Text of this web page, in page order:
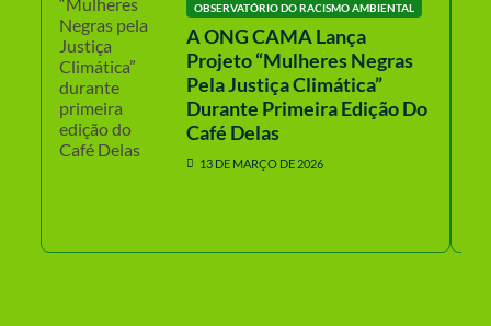
OBSERVATÓRIO DO RACISMO AMBIENTAL
A ONG CAMA Lança
Projeto “Mulheres Negras
Pela Justiça Climática”
Durante Primeira Edição Do
Café Delas
13 DE MARÇO DE 2026